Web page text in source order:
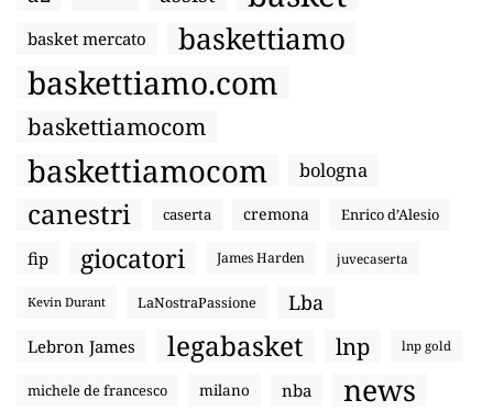
basket mercato baskettiamo
baskettiamo.com
baskettiamocom
baskettiamocom bologna
canestri caserta cremona Enrico d’Alesio
fip giocatori James Harden juvecaserta
Kevin Durant LaNostraPassione Lba
Lebron James legabasket lnp lnp gold
michele de francesco milano nba news